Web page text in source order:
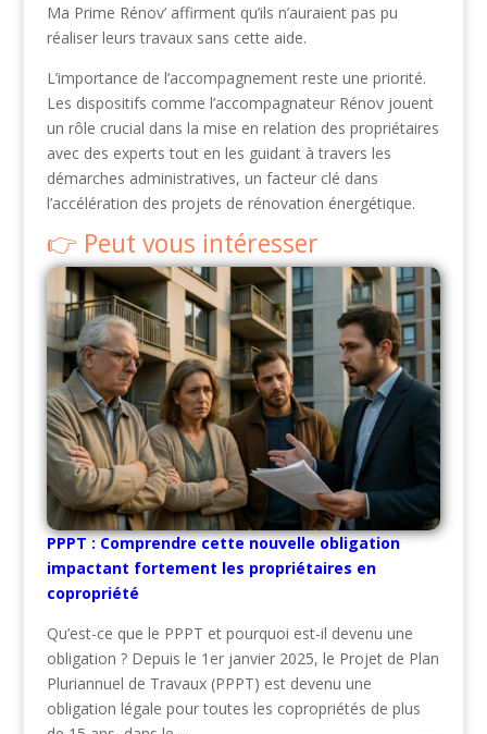
Ma Prime Rénov’ affirment qu’ils n’auraient pas pu
réaliser leurs travaux sans cette aide.
L’importance de l’accompagnement reste une priorité.
Les dispositifs comme l’accompagnateur Rénov jouent
un rôle crucial dans la mise en relation des propriétaires
avec des experts tout en les guidant à travers les
démarches administratives, un facteur clé dans
l’accélération des projets de rénovation énergétique.
Peut vous intéresser
PPPT : Comprendre cette nouvelle obligation
impactant fortement les propriétaires en
copropriété
Qu’est-ce que le PPPT et pourquoi est-il devenu une
obligation ? Depuis le 1er janvier 2025, le Projet de Plan
Pluriannuel de Travaux (PPPT) est devenu une
obligation légale pour toutes les copropriétés de plus